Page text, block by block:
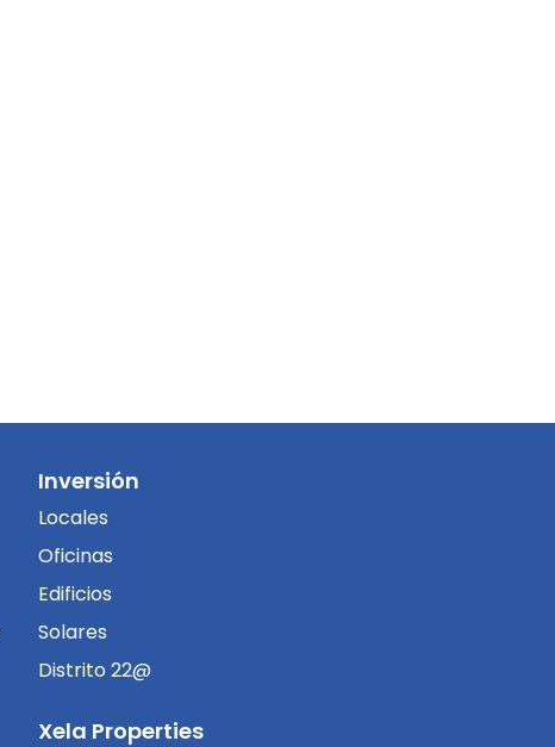
Inversión
Locales
Oficinas
Edificios
Solares
Distrito 22@
Xela Properties